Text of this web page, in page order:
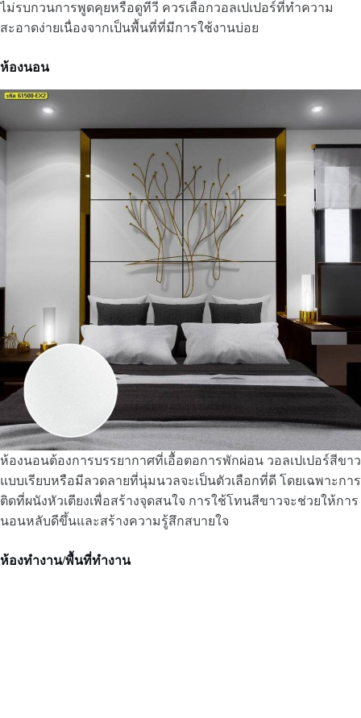
ไม่รบกวนการพูดคุยหรือดูทีวี ควรเลือกวอลเปเปอร์ที่ทำความ
สะอาดง่ายเนื่องจากเป็นพื้นที่ที่มีการใช้งานบ่อย
ห้องนอน
ห้องนอนต้องการบรรยากาศที่เอื้อตอการพักผ่อน วอลเปเปอร์สีขาว
แบบเรียบหรือมีลวดลายที่นุ่มนวลจะเป็นตัวเลือกที่ดี โดยเฉพาะการ
ติดที่ผนังหัวเตียงเพื่อสร้างจุดสนใจ การใช้โทนสีขาวจะช่วยให้การ
นอนหลับดีขึ้นและสร้างความรู้สึกสบายใจ
ห้องทำงาน/พื้นที่ทำงาน